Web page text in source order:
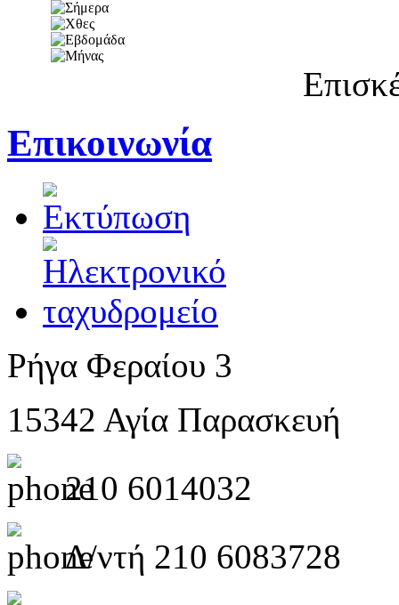
Επικοινωνία
Ρήγα Φεραίου 3
15342 Αγία Παρασκευή
210 6014032
Δ/ντή 210 6083728